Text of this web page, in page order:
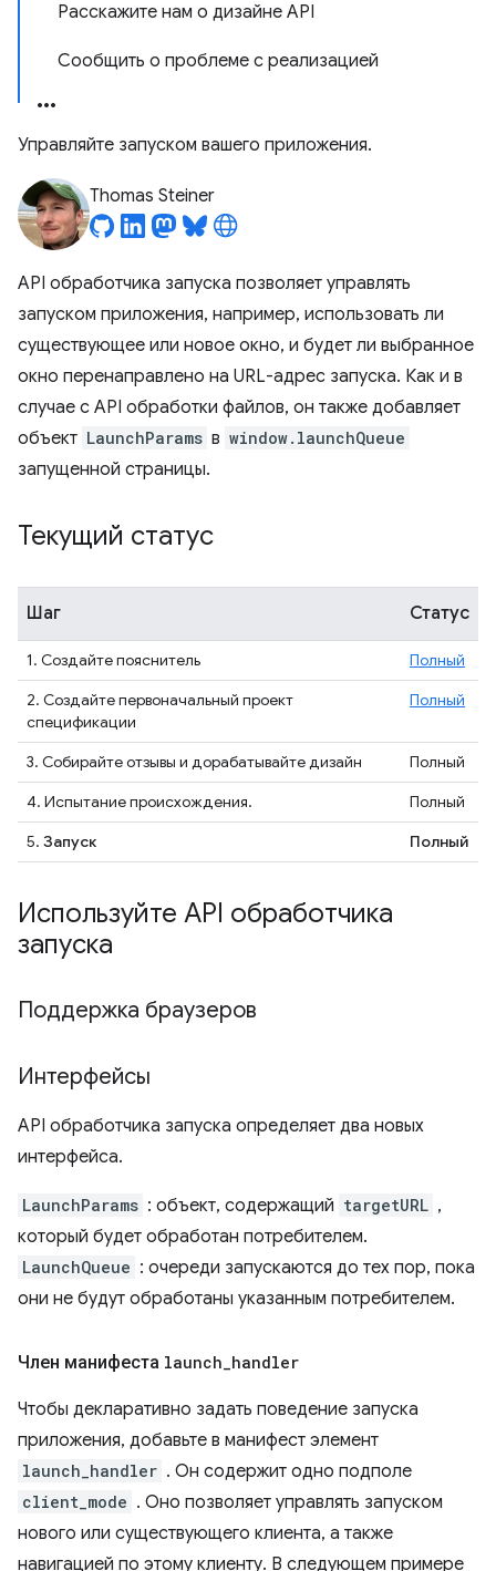
Расскажите нам о дизайне API
Сообщить о проблеме с реализацией
Управляйте запуском вашего приложения.
Thomas Steiner
API обработчика запуска позволяет управлять
запуском приложения, например, использовать ли
существующее или новое окно, и будет ли выбранное
окно перенаправлено на URL-адрес запуска. Как и в
случае с API обработки файлов, он также добавляет
объект LaunchParams в window.launchQueue
запущенной страницы.
Текущий статус
Шаг Статус
1. Создайте пояснитель
Полный
2. Создайте первоначальный проект
спецификации
Полный
3. Собирайте отзывы и дорабатывайте дизайн
Полный
4. Испытание происхождения.
Полный
5. Запуск Полный
Используйте API обработчика
запуска
Поддержка браузеров
Интерфейсы
API обработчика запуска определяет два новых
интерфейса.
LaunchParams : объект, содержащий targetURL ,
который будет обработан потребителем.
LaunchQueue : очереди запускаются до тех пор, пока
они не будут обработаны указанным потребителем.
Член манифеста launch_handler
Чтобы декларативно задать поведение запуска
приложения, добавьте в манифест элемент
launch_handler . Он содержит одно подполе
client_mode . Оно позволяет управлять запуском
нового или существующего клиента, а также
навигацией по этому клиенту. В следующем примере